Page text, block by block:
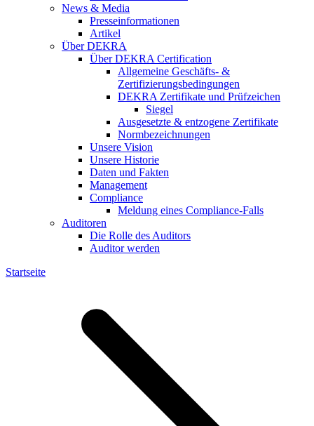
News & Media
Presseinformationen
Artikel
Über DEKRA
Über DEKRA Certification
Allgemeine Geschäfts- &
Zertifizierungsbedingungen
DEKRA Zertifikate und Prüfzeichen
Siegel
Ausgesetzte & entzogene Zertifikate
Normbezeichnungen
Unsere Vision
Unsere Historie
Daten und Fakten
Management
Compliance
Meldung eines Compliance-Falls
Auditoren
Die Rolle des Auditors
Auditor werden
Startseite